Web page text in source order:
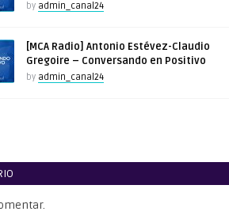
by admin_canal24
[MCA Radio] Antonio Estévez-Claudio
Gregoire – Conversando en Positivo
by admin_canal24